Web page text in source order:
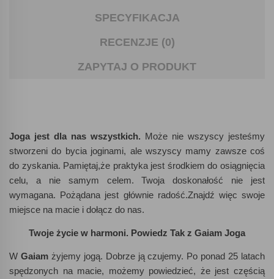
SPECYFIKACJA
RECENZJE (0)
ZAPYTAJ O PRODUKT
Joga jest dla nas wszystkich. Może nie wszyscy jesteśmy
stworzeni do bycia joginami, ale wszyscy mamy zawsze coś
do zyskania. Pamiętaj,że praktyka jest środkiem do osiągnięcia
celu, a nie samym celem. Twoja doskonałość nie jest
wymagana. Pożądana jest głównie radość.Znajdź więc swoje
miejsce na macie i dołącz do nas.
Twoje życie w harmoni. Powiedz Tak z Gaiam Joga
W Gaiamżyjemy jogą. Dobrze ją czujemy. Po ponad 25 latach
spędzonych na macie, możemy powiedzieć, że jest częścią